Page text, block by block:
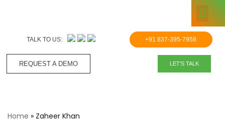
TALK TO US: +91 837-395-7958
REQUEST A DEMO​ LET'S TALK
Home » Zaheer Khan